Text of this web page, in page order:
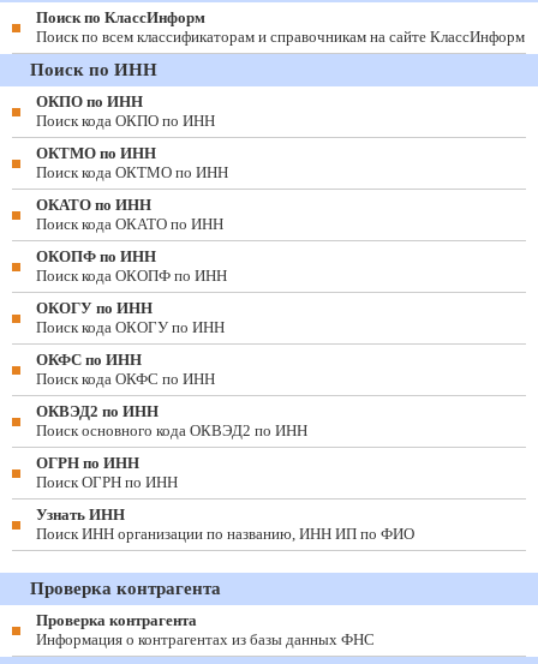
Поиск по КлассИнформ
Поиск по всем классификаторам и справочникам на сайте КлассИнформ
Поиск по ИНН
ОКПО по ИНН
Поиск кода ОКПО по ИНН
ОКТМО по ИНН
Поиск кода ОКТМО по ИНН
ОКАТО по ИНН
Поиск кода ОКАТО по ИНН
ОКОПФ по ИНН
Поиск кода ОКОПФ по ИНН
ОКОГУ по ИНН
Поиск кода ОКОГУ по ИНН
ОКФС по ИНН
Поиск кода ОКФС по ИНН
ОКВЭД2 по ИНН
Поиск основного кода ОКВЭД2 по ИНН
ОГРН по ИНН
Поиск ОГРН по ИНН
Узнать ИНН
Поиск ИНН организации по названию, ИНН ИП по ФИО
Проверка контрагента
Проверка контрагента
Информация о контрагентах из базы данных ФНС